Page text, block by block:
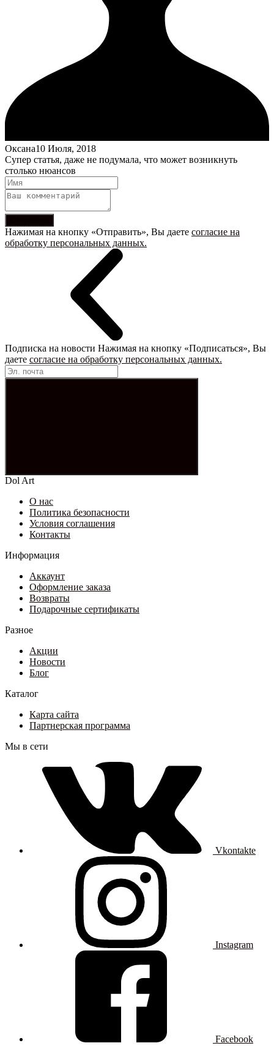
Оксана10 Июля, 2018
Супер статья, даже не подумала, что может возникнуть
столько нюансов
Нажимая на кнопку «Отправить», Вы даете согласие на
обработку персональных данных.
Подписка на новости Нажимая на кнопку «Подписаться», Вы
даете согласие на обработку персональных данных.
Dol Art
О нас
Политика безопасности
Условия соглашения
Контакты
Информация
Аккаунт
Оформление заказа
Возвраты
Подарочные сертификаты
Разное
Акции
Новости
Блог
Каталог
Карта сайта
Партнерская программа
Мы в сети
Vkontakte
Instagram
Facebook